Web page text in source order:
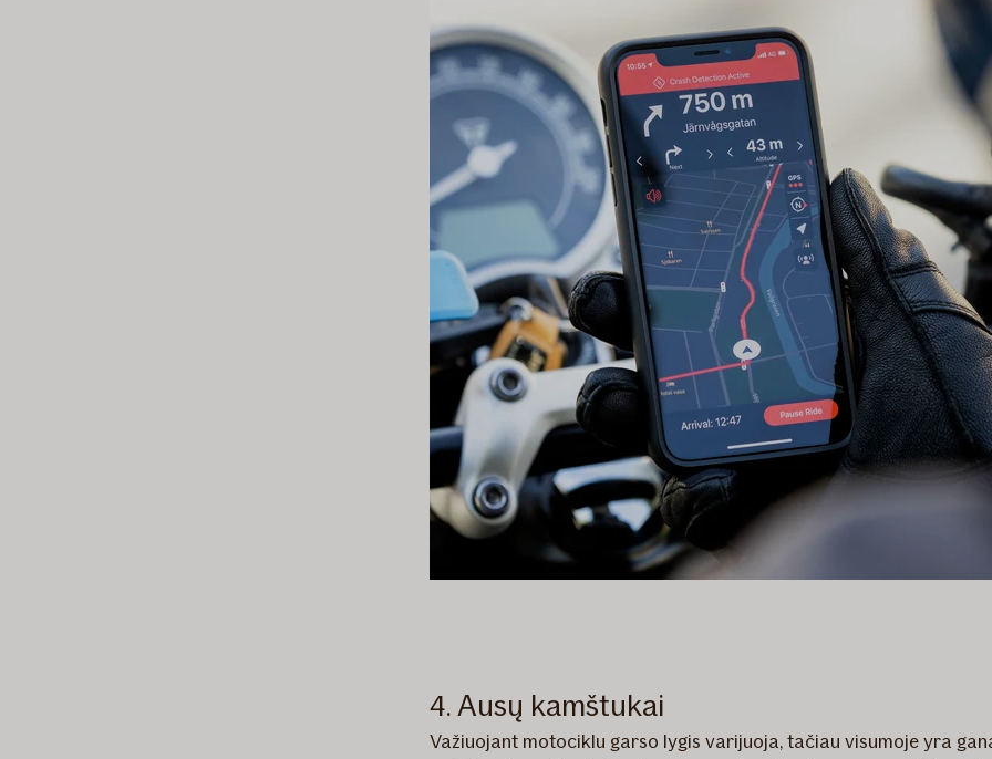
4. Ausų kamštukai
Važiuojant motociklu garso lygis varijuoja, tačiau visumoje yra